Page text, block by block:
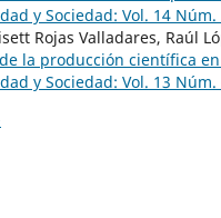
y Sociedad: Vol. 14
Rojas Valladares, Raúl
la producción científica
y Sociedad: Vol. 13